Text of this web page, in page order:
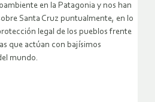
en la Patagonia y nos han
Santa Cruz puntualmente, en lo
legal de los pueblos frente
que actúan con bajísimos
mundo.